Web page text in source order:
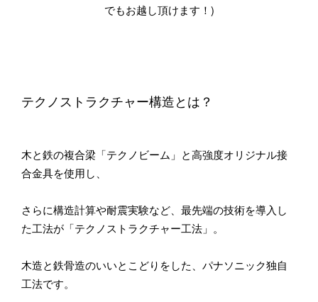
でもお越し頂けます！)
テクノストラクチャー構造とは？
木と鉄の複合梁「テクノビーム」と高強度オリジナル接
合金具を使用し、
さらに構造計算や耐震実験など、最先端の技術を導入し
た工法が「テクノストラクチャー工法」。
木造と鉄骨造のいいとこどりをした、パナソニック独自
工法です。